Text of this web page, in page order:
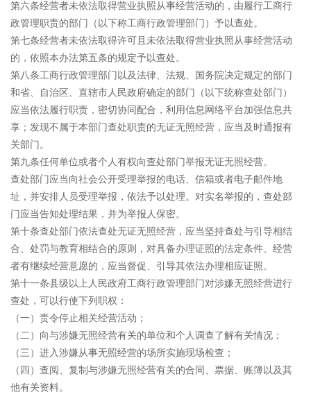
第六条经营者未依法取得营业执照从事经营活动的，由履行工商行
政管理职责的部门（以下称工商行政管理部门）予以查处。
第七条经营者未依法取得许可且未依法取得营业执照从事经营活动
的，依照本办法第五条的规定予以查处。
第八条工商行政管理部门以及法律、法规、国务院决定规定的部门
和省、自治区、直辖市人民政府确定的部门（以下统称查处部门）
应当依法履行职责，密切协同配合，利用信息网络平台加强信息共
享；发现不属于本部门查处职责的无证无照经营，应当及时通报有
关部门。
第九条任何单位或者个人有权向查处部门举报无证无照经营。
查处部门应当向社会公开受理举报的电话、信箱或者电子邮件地
址，并安排人员受理举报，依法予以处理。对实名举报的，查处部
门应当告知处理结果，并为举报人保密。
第十条查处部门依法查处无证无照经营，应当坚持查处与引导相结
合、处罚与教育相结合的原则，对具备办理证照的法定条件、经营
者有继续经营意愿的，应当督促、引导其依法办理相应证照。
第十一条县级以上人民政府工商行政管理部门对涉嫌无照经营进行
查处，可以行使下列职权：
（一）责令停止相关经营活动；
（二）向与涉嫌无照经营有关的单位和个人调查了解有关情况；
（三）进入涉嫌从事无照经营的场所实施现场检查；
（四）查阅、复制与涉嫌无照经营有关的合同、票据、账簿以及其
他有关资料。